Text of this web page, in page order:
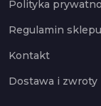
Polityka
Regulamin sklepu
Kontakt
Dostawa i zwroty